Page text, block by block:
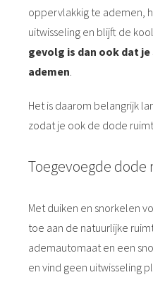
oppervlakkig te ademen,
uitwisseling en blijft de
gevolg is dan ook dat
ademen
Het is daarom belangrijk
zodat je ook de dode
Toegevoegde
Met duiken en snorkelen
toe aan de natuurlijke
ademautomaat en een
en vind geen uitwisseling